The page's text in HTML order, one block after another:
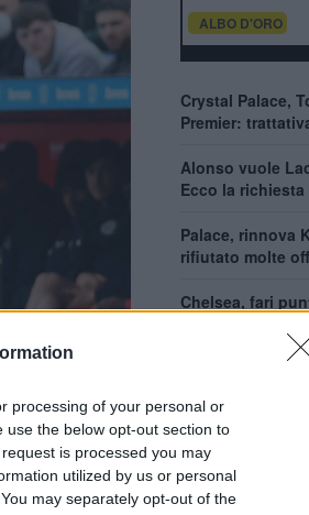
processing of your personal or
the below opt-out section to
is processed you may
utilized by us or personal
may separately opt-out of the
dopo di lui. Il
ALBO D'ORO
Crystal Palace,
Premier:
Alonso vuole
Ecco la richiesta
Palace, rinnova
rifiutato molte
Chelsea, fari
Crystal Palace,
I dettagli e il